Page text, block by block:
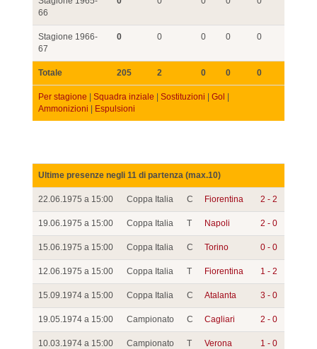
66
Stagione 1966-
67
0 0 0 0 0
Totale 205 2 0 0 0
Per stagione Squadra inziale Sostituzioni Gol
Ammonizioni
Espulsioni
Ultime presenze negli 11 di partenza (max.10)
22.06.1975 a 15:00 Coppa Italia C Fiorentina 2 - 2
19.06.1975 a 15:00 Coppa Italia T Napoli 2 - 0
15.06.1975 a 15:00 Coppa Italia C Torino 0 - 0
12.06.1975 a 15:00 Coppa Italia T Fiorentina 1 - 2
15.09.1974 a 15:00 Coppa Italia C Atalanta 3 - 0
19.05.1974 a 15:00 Campionato C Cagliari 2 - 0
10.03.1974 a 15:00 Campionato T Verona 1 - 0